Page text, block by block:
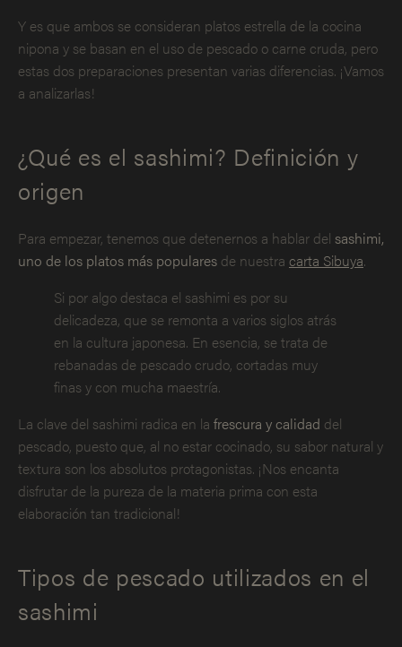
Y es que ambos se consideran platos estrella de la cocina
nipona y se basan en el uso de pescado o carne cruda, pero
estas dos preparaciones presentan varias diferencias. ¡Vamos
a analizarlas!
¿Qué es el sashimi? Definición y
origen
Para empezar, tenemos que detenernos a hablar del sashimi,
uno de los platos más populares de nuestra carta Sibuya.
Si por algo destaca el sashimi es por su
delicadeza, que se remonta a varios siglos atrás
en la cultura japonesa. En esencia, se trata de
rebanadas de pescado crudo, cortadas muy
finas y con mucha maestría.
La clave del sashimi radica en la frescura y calidad del
pescado, puesto que, al no estar cocinado, su sabor natural y
textura son los absolutos protagonistas. ¡Nos encanta
disfrutar de la pureza de la materia prima con esta
elaboración tan tradicional!
Tipos de pescado utilizados en el
sashimi